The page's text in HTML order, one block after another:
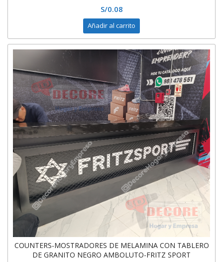
S/0.08
Añadir al carrito
COUNTERS-MOSTRADORES DE MELAMINA CON TABLERO
DE GRANITO NEGRO AMBOLUTO-FRITZ SPORT